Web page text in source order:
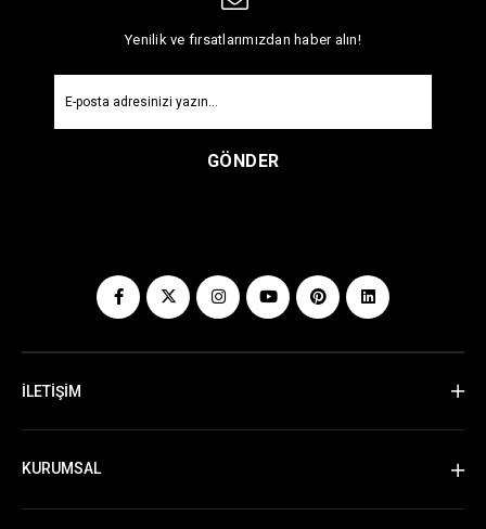
Yenilik ve fırsatlarımızdan haber alın!
GÖNDER
İLETİŞİM
KURUMSAL